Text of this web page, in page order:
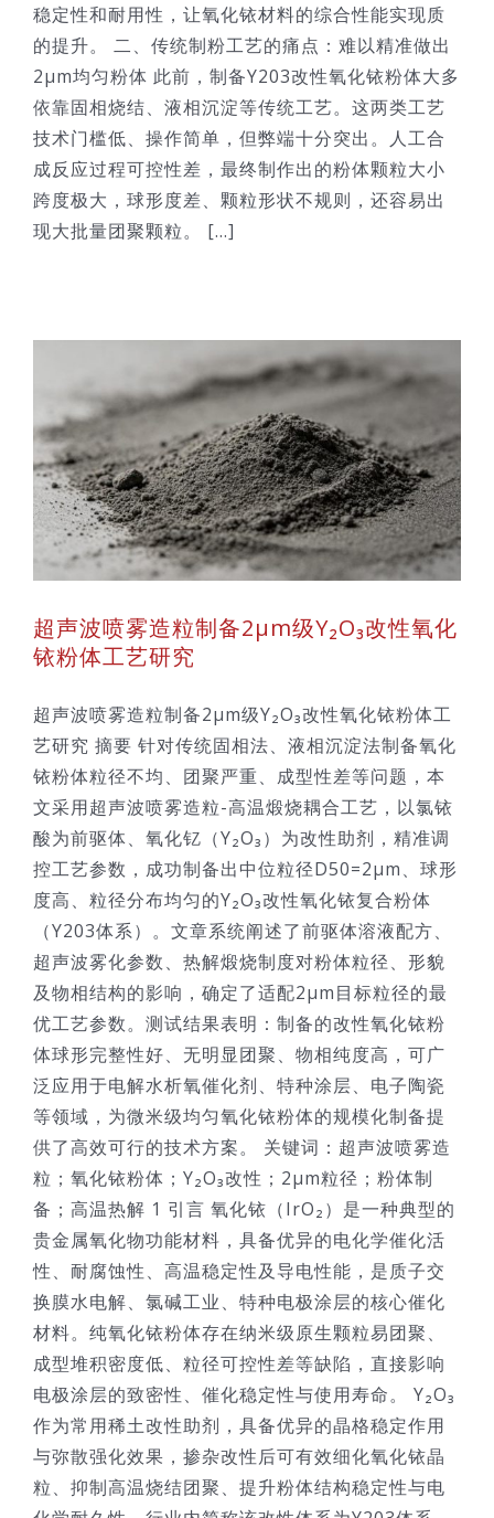
稳定性和耐用性，让氧化铱材料的综合性能实现质
的提升。 二、传统制粉工艺的痛点：难以精准做出
2μm均匀粉体 此前，制备Y203改性氧化铱粉体大多
依靠固相烧结、液相沉淀等传统工艺。这两类工艺
技术门槛低、操作简单，但弊端十分突出。人工合
成反应过程可控性差，最终制作出的粉体颗粒大小
跨度极大，球形度差、颗粒形状不规则，还容易出
现大批量团聚颗粒。 [...]
超声波喷雾造粒制备2μm级Y₂O₃改性氧化
铱粉体工艺研究
超声波喷雾造粒制备2μm级Y₂O₃改性氧化铱粉体工
艺研究 摘要 针对传统固相法、液相沉淀法制备氧化
铱粉体粒径不均、团聚严重、成型性差等问题，本
文采用超声波喷雾造粒-高温煅烧耦合工艺，以氯铱
酸为前驱体、氧化钇（Y₂O₃）为改性助剂，精准调
控工艺参数，成功制备出中位粒径D50=2μm、球形
度高、粒径分布均匀的Y₂O₃改性氧化铱复合粉体
（Y203体系）。文章系统阐述了前驱体溶液配方、
超声波雾化参数、热解煅烧制度对粉体粒径、形貌
及物相结构的影响，确定了适配2μm目标粒径的最
优工艺参数。测试结果表明：制备的改性氧化铱粉
体球形完整性好、无明显团聚、物相纯度高，可广
泛应用于电解水析氧催化剂、特种涂层、电子陶瓷
等领域，为微米级均匀氧化铱粉体的规模化制备提
供了高效可行的技术方案。 关键词：超声波喷雾造
粒；氧化铱粉体；Y₂O₃改性；2μm粒径；粉体制
备；高温热解 1 引言 氧化铱（IrO₂）是一种典型的
贵金属氧化物功能材料，具备优异的电化学催化活
性、耐腐蚀性、高温稳定性及导电性能，是质子交
换膜水电解、氯碱工业、特种电极涂层的核心催化
材料。纯氧化铱粉体存在纳米级原生颗粒易团聚、
成型堆积密度低、粒径可控性差等缺陷，直接影响
电极涂层的致密性、催化稳定性与使用寿命。 Y₂O₃
作为常用稀土改性助剂，具备优异的晶格稳定作用
与弥散强化效果，掺杂改性后可有效细化氧化铱晶
粒、抑制高温烧结团聚、提升粉体结构稳定性与电